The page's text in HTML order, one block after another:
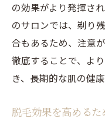
の効果がより発揮さ
のサロンでは、剃り
合もあるため、注意
徹底することで、よ
き、長期的な肌の健
脱毛効果を高める